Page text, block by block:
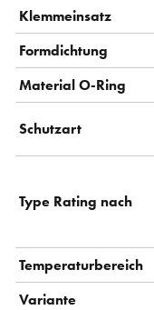
Klemmeinsatz
Formdichtung
Material O-Ring
Schutzart
Type Rating nach
Temperaturbereich
Variante